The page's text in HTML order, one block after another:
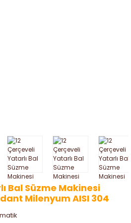
Bal Süzme Makinesi
Milenyum AISI 304